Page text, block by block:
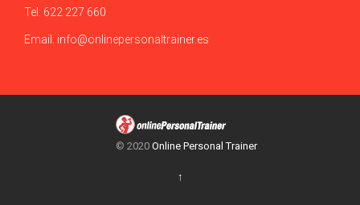
Tel: 622 227 660
Email: info@onlinepersonaltrainer.es
© 2020 Online Personal Trainer
↑